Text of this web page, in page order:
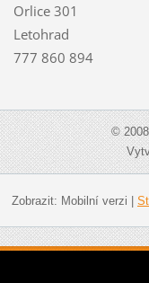
Orlice 301
Letohrad
777 860 894
©
Zobrazit: Mobilní verzi